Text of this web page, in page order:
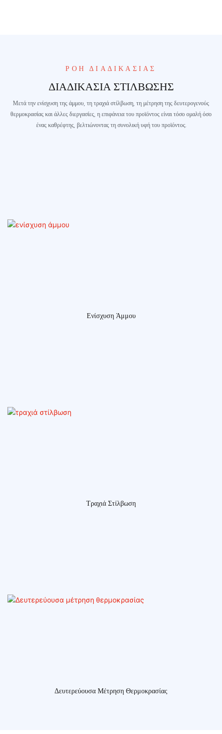
ΡΟΉ ΔΙΑΔΙΚΑΣΊΑΣ
ΔΙΑΔΙΚΑΣΊΑ ΣΤΊΛΒΩΣΗΣ
Μετά την ενίσχυση της άμμου, τη τραχιά στίλβωση, τη μέτρηση της δευτερογενούς
θερμοκρασίας και άλλες διεργασίες, η επιφάνεια του προϊόντος είναι τόσο ομαλή όσο
ένας καθρέφτης, βελτιώνοντας τη συνολική υφή του προϊόντος.
Ενίσχυση Άμμου
Τραχιά Στίλβωση
Δευτερεύουσα Μέτρηση Θερμοκρασίας